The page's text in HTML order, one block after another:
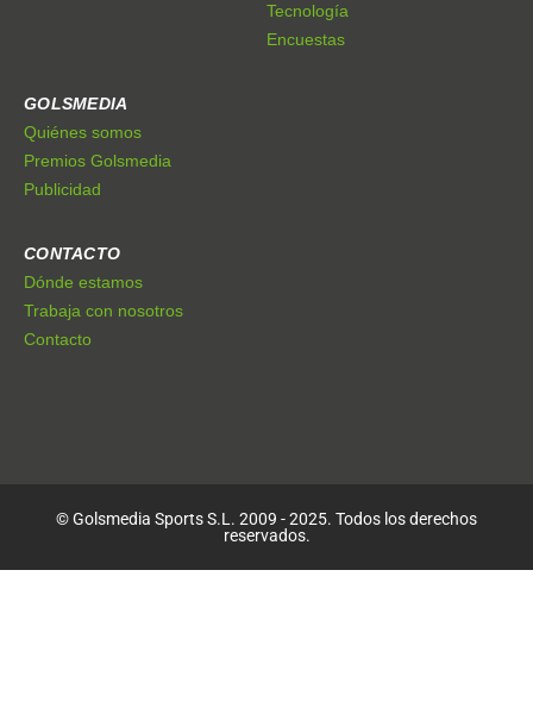
Tecnología
Encuestas
GOLSMEDIA
Quiénes somos
Premios Golsmedia
Publicidad
CONTACTO
Dónde estamos
Trabaja con nosotros
Contacto
© Golsmedia Sports S.L. 2009 - 2025. Todos los derechos
reservados.